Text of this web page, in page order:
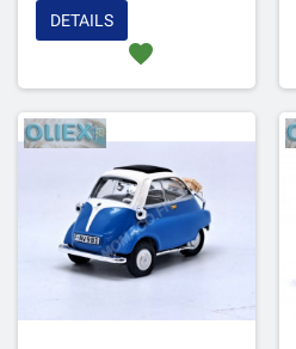
favorite
DETAILS